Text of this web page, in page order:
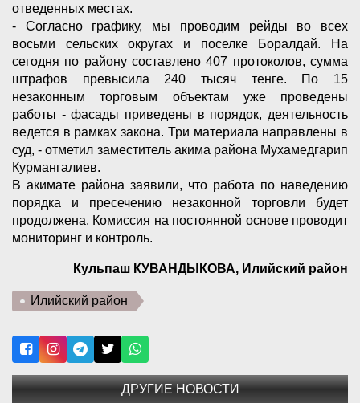
отведенных местах.
- Согласно графику, мы проводим рейды во всех
восьми сельских округах и поселке Боралдай. На
сегодня по району составлено 407 протоколов, сумма
штрафов превысила 240 тысяч тенге. По 15
незаконным торговым объектам уже проведены
работы - фасады приведены в порядок, деятельность
ведется в рамках закона. Три материала направлены в
суд, - отметил заместитель акима района Мухамедгарип
Курмангалиев.
В акимате района заявили, что работа по наведению
порядка и пресечению незаконной торговли будет
продолжена. Комиссия на постоянной основе проводит
мониторинг и контроль.
Кульпаш КУВАНДЫКОВА, Илийский район
Илийский район
ДРУГИЕ НОВОСТИ